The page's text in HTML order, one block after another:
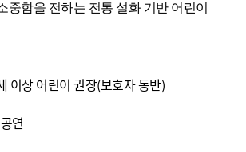
중함을 전하는 전통 설화 기반 어린이
이상어린이 권장(보호자 동반)
연